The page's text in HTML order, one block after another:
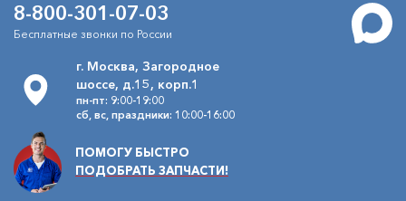
8-800-301-07-03
Бесплатные звонки по России
г. Москва, Загородное
шоссе, д.15, корп.1
пн-пт: 9:00-19:00
сб, вс, праздники: 10:00-16:00
ПОМОГУ БЫСТРО
ПОДОБРАТЬ ЗАПЧАСТИ!